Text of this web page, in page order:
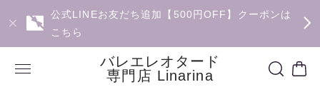
公式LINEお友だち追加【500円OFF】クーポンは
こちら
バレエレオタード
専門店 Linarina